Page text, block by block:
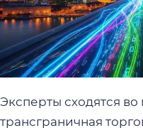
Эксперты сходятся
трансграничная